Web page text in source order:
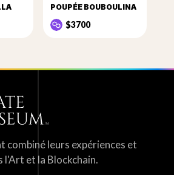
POUPÉE BOUBOULINA
$3700
combiné leurs expériences et
l'Art et la Blockchain.